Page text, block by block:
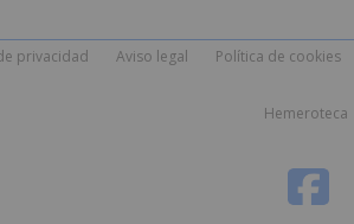
privacidad Aviso legal Política de cookies
Hemeroteca